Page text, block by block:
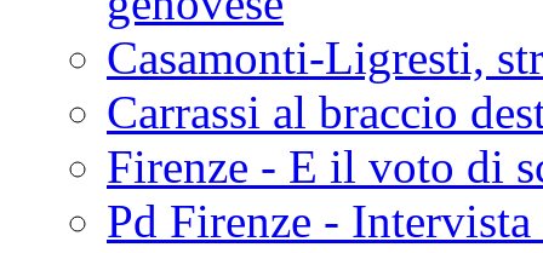
Casamonti-Ligresti,
Carrassi al braccio
Firenze - E il voto di
Pd Firenze -